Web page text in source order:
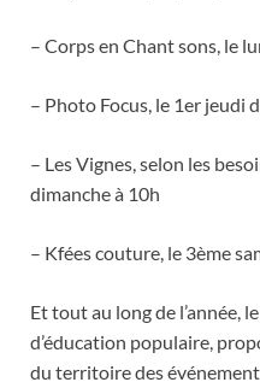
– Corps en Chant sons, le
– Photo Focus, le 1er jeudi
– Les Vignes, selon les
dimanche à 10h
– Kfées couture, le 3ème
Et tout au long de l’année,
d’éducation populaire,
du territoire des